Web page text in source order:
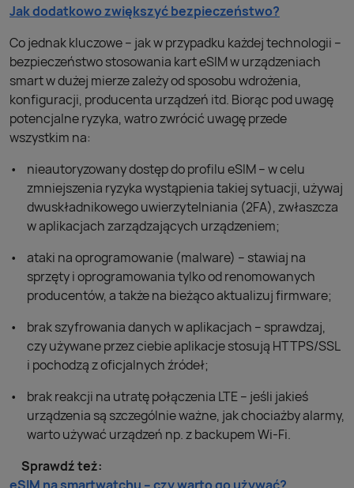
Jak dodatkowo zwiększyć bezpieczeństwo?
Co jednak kluczowe – jak w przypadku każdej technologii –
bezpieczeństwo stosowania kart eSIM w urządzeniach
smart w dużej mierze zależy od sposobu wdrożenia,
konfiguracji, producenta urządzeń itd. Biorąc pod uwagę
potencjalne ryzyka, watro zwrócić uwagę przede
wszystkim na:
nieautoryzowany dostęp do profilu eSIM – w celu
zmniejszenia ryzyka wystąpienia takiej sytuacji, używaj
dwuskładnikowego uwierzytelniania (2FA), zwłaszcza
w aplikacjach zarządzających urządzeniem;
ataki na oprogramowanie (malware) – stawiaj na
sprzęty i oprogramowania tylko od renomowanych
producentów, a także na bieżąco aktualizuj firmware;
brak szyfrowania danych w aplikacjach – sprawdzaj,
czy używane przez ciebie aplikacje stosują HTTPS/SSL
i pochodzą z oficjalnych źródeł;
brak reakcji na utratę połączenia LTE – jeśli jakieś
urządzenia są szczególnie ważne, jak chociażby alarmy,
warto używać urządzeń np. z backupem Wi-Fi.
Sprawdź też: